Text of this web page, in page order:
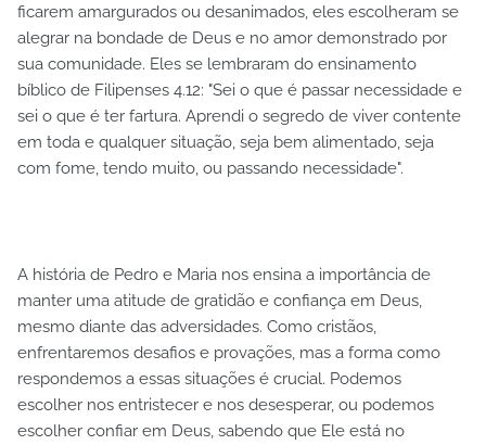
ficarem amargurados ou desanimados, eles escolheram se
alegrar na bondade de Deus e no amor demonstrado por
sua comunidade. Eles se lembraram do ensinamento
bíblico de Filipenses 4.12: "Sei o que é passar necessidade e
sei o que é ter fartura. Aprendi o segredo de viver contente
em toda e qualquer situação, seja bem alimentado, seja
com fome, tendo muito, ou passando necessidade".
A história de Pedro e Maria nos ensina a importância de
manter uma atitude de gratidão e confiança em Deus,
mesmo diante das adversidades. Como cristãos,
enfrentaremos desafios e provações, mas a forma como
respondemos a essas situações é crucial. Podemos
escolher nos entristecer e nos desesperar, ou podemos
escolher confiar em Deus, sabendo que Ele está no